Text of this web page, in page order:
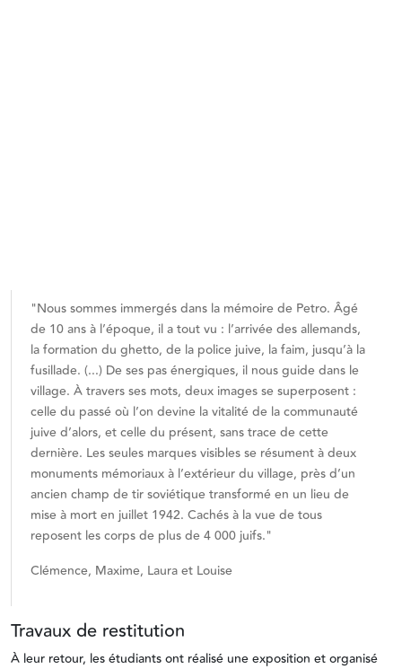
"Nous sommes immergés dans la mémoire de Petro. Âgé
de 10 ans à l’époque, il a tout vu : l’arrivée des allemands,
la formation du ghetto, de la police juive, la faim, jusqu’à la
fusillade. (...) De ses pas énergiques, il nous guide dans le
village. À travers ses mots, deux images se superposent :
celle du passé où l’on devine la vitalité de la communauté
juive d’alors, et celle du présent, sans trace de cette
dernière. Les seules marques visibles se résument à deux
monuments mémoriaux à l’extérieur du village, près d’un
ancien champ de tir soviétique transformé en un lieu de
mise à mort en juillet 1942. Cachés à la vue de tous
reposent les corps de plus de 4 000 juifs."
Clémence, Maxime, Laura et Louise
Travaux de restitution
À leur retour, les étudiants ont réalisé une exposition et organisé